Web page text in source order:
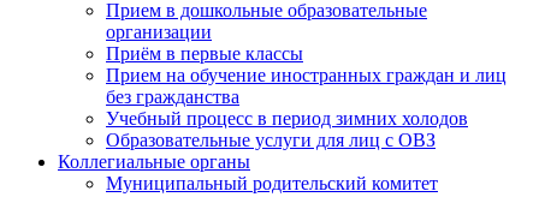
Прием в дошкольные образовательные
организации
Приём в первые классы
Прием на обучение иностранных граждан и лиц
без гражданства
Учебный процесс в период зимних холодов
Образовательные услуги для лиц с ОВЗ
Коллегиальные органы
Муниципальный родительский комитет